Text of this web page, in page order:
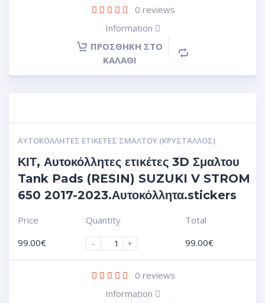
0 reviews
Information
ΠΡΟΣΘΉΚΗ ΣΤΟ
ΚΑΛΆΘΙ
ΑΥΤΟΚΌΛΛΗΤΕΣ ΕΤΙΚΈΤΕΣ ΣΜΆΛΤΟΥ (ΚΡΥΣΤΑΛΛΟΣ)
ΚΙΤ, Αυτοκόλλητες ετικέτες 3D Σμαλτου
Tank Pads (RESIN) SUZUKI V STROM
650 2017-2023.Αυτοκόλλητα.stickers
Price
99.00€
Quantity
-
+
Total
99.00€
0 reviews
Information